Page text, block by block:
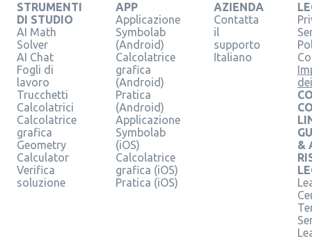
STRUMENTI
DI STUDIO
AI Math
Solver
AI Chat
Fogli di
lavoro
Trucchetti
Calcolatrici
Calcolatrice
grafica
Geometry
Calculator
Verifica
soluzione
APP
Applicazione
Symbolab
(Android)
Calcolatrice
grafica
(Android)
Pratica
(Android)
Applicazione
Symbolab
(iOS)
Calcolatrice
grafica (iOS)
Pratica (iOS)
AZIENDA
Contatta
il
supporto
Italiano
&